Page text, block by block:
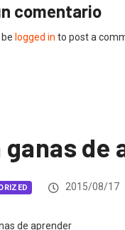
comentario
logged in to post a
ganas de
2015/08/17